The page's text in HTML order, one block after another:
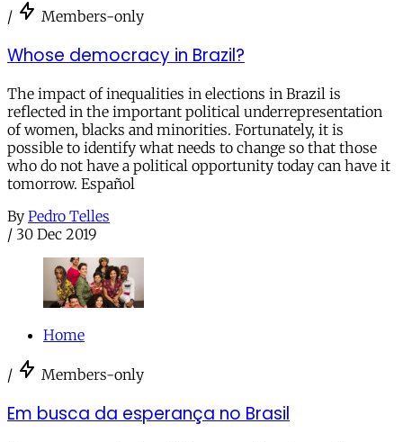
/ Members-only
Whose democracy in Brazil?
The impact of inequalities in elections in Brazil is
reflected in the important political underrepresentation
of women, blacks and minorities. Fortunately, it is
possible to identify what needs to change so that those
who do not have a political opportunity today can have it
tomorrow. Español
By Pedro Telles
/ 30 Dec 2019
Home
/ Members-only
Em busca da esperança no Brasil